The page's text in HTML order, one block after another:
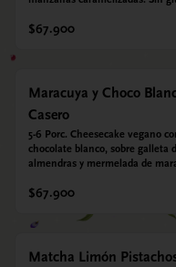
$67.900
Maracuya y Choco
Casero
5-6 Porc. Cheesecake vegano
chocolate blanco, sobre galleta
almendras y mermelada de
$67.900
Matcha Limón